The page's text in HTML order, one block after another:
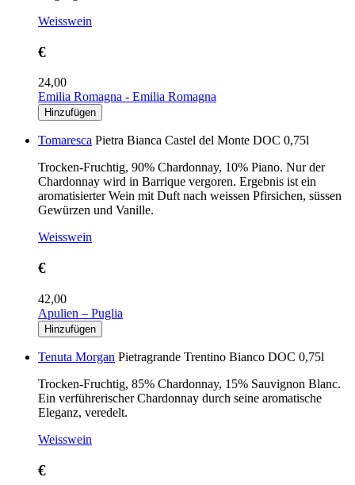
Weisswein
€
24,00
Emilia Romagna - Emilia Romagna
Tomaresca Pietra Bianca Castel del Monte DOC 0,75l
Trocken-Fruchtig, 90% Chardonnay, 10% Piano. Nur der
Chardonnay wird in Barrique vergoren. Ergebnis ist ein
aromatisierter Wein mit Duft nach weissen Pfirsichen, süssen
Gewürzen und Vanille.
Weisswein
€
42,00
Apulien – Puglia
Tenuta Morgan Pietragrande Trentino Bianco DOC 0,75l
Trocken-Fruchtig, 85% Chardonnay, 15% Sauvignon Blanc.
Ein verführerischer Chardonnay durch seine aromatische
Eleganz, veredelt.
Weisswein
€